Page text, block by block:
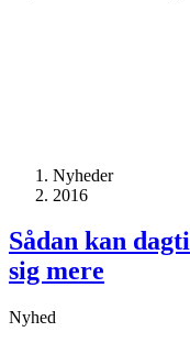
Nyheder
2016
Sådan kan
sig mere
Nyhed